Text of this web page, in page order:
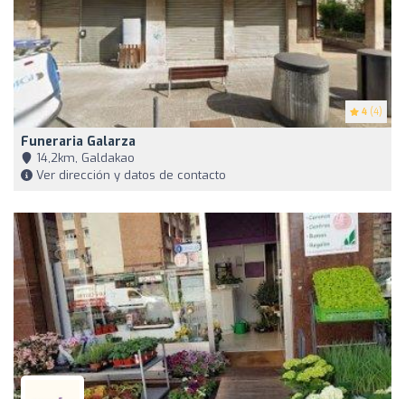
4 (4)
Funeraria Galarza
14,2km, Galdakao
Ver dirección y datos de contacto